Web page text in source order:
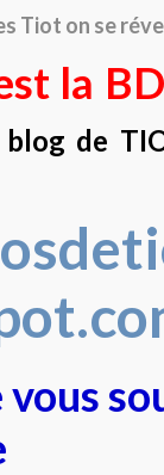
Tiot on se
la
de